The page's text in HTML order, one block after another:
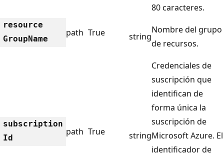
80 caracteres.
resource
GroupName
path True string
Nombre del grupo
de recursos.
subscription
Id
path True string
Credenciales de
suscripción que
identifican de
forma única la
suscripción de
Microsoft Azure. El
identificador de